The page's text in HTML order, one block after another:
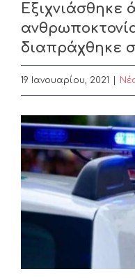
διαπράχθηκε
19 Ιανουαρίου, 2021
View
Larger
Image